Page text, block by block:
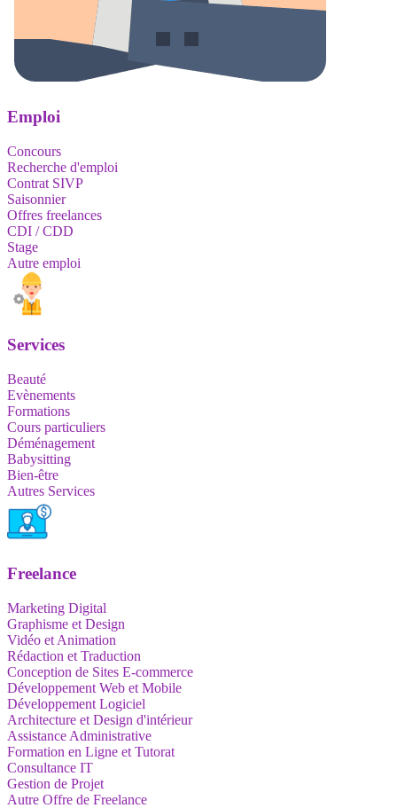
Emploi
Concours
Recherche d'emploi
Contrat SIVP
Saisonnier
Offres freelances
CDI / CDD
Stage
Autre emploi
Services
Beauté
Evènements
Formations
Cours particuliers
Déménagement
Babysitting
Bien-être
Autres Services
Freelance
Marketing Digital
Graphisme et Design
Vidéo et Animation
Rédaction et Traduction
Conception de Sites E-commerce
Développement Web et Mobile
Développement Logiciel
Architecture et Design d'intérieur
Assistance Administrative
Formation en Ligne et Tutorat
Consultance IT
Gestion de Projet
Autre Offre de Freelance